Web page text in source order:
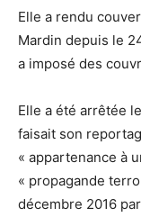
Elle a rendu
Mardin depuis le
a imposé des
Elle a été arrêtée
faisait son
« appartenance à
« propagande
décembre 2016